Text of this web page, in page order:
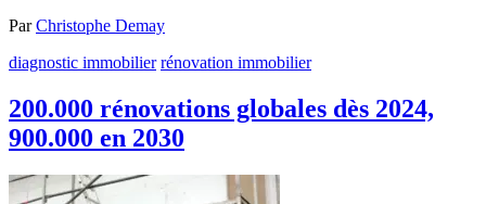
ParChristophe Demay
diagnostic immobilier rénovation immobilier
200.000 rénovations globales dès 2024,
900.000 en 2030